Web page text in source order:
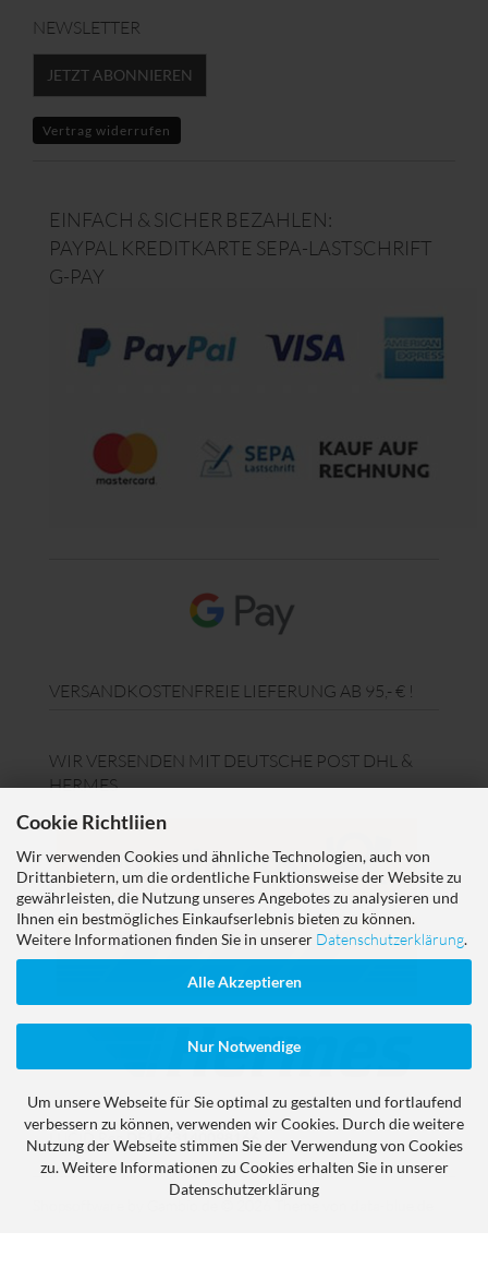
Cookie Richtliien
Wir verwenden Cookies und ähnliche Technologien, auch von
Drittanbietern, um die ordentliche Funktionsweise der Website zu
gewährleisten, die Nutzung unseres Angebotes zu analysieren und
Ihnen ein bestmögliches Einkaufserlebnis bieten zu können.
Weitere Informationen finden Sie in unserer Datenschutzerklärung.
Alle Akzeptieren
Nur Notwendige
Um unsere Webseite für Sie optimal zu gestalten und fortlaufend
verbessern zu können, verwenden wir Cookies. Durch die weitere
Nutzung der Webseite stimmen Sie der Verwendung von Cookies
zu. Weitere Informationen zu Cookies erhalten Sie in unserer
Datenschutzerklärung
NEWSLETTER
JETZT ABONNIEREN
Vertrag widerrufen
EINFACH & SICHER BEZAHLEN:
PAYPAL KREDITKARTE SEPA-LASTSCHRIFT
G-PAY
VERSANDKOSTENFREIE LIEFERUNG AB 95,- € !
WIR VERSENDEN MIT DEUTSCHE POST DHL &
HERMES
LUCID RegDE1463140098166